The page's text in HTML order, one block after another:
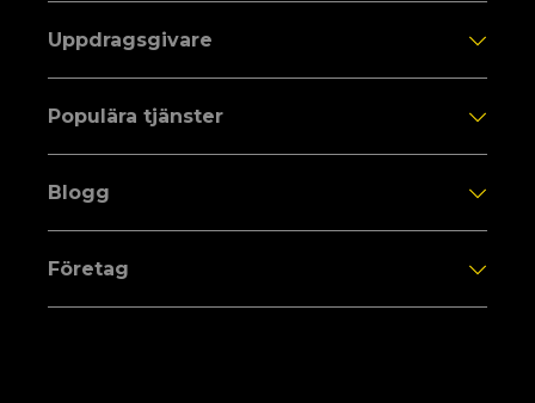
Uppdragsgivare
Populära tjänster
Blogg
Företag